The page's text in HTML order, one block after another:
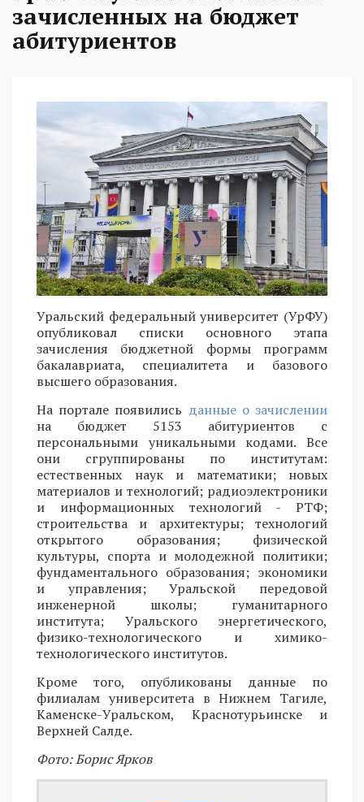
зачисленных на бюджет
абитуриентов
Уральский федеральный университет (УрФУ)
опубликовал списки основного этапа
зачисления бюджетной формы программ
бакалавриата, специалитета и базового
высшего образования.
На портале появились данные о зачислении
на бюджет 5153 абитуриентов с
персональными уникальными кодами. Все
они сгруппированы по институтам:
естественных наук и математики; новых
материалов и технологий; радиоэлектроники
и информационных технологий - РТФ;
строительства и архитектуры; технологий
открытого образования; физической
культуры, спорта и молодежной политики;
фундаментального образования; экономики
и управления; Уральской передовой
инженерной школы; гуманитарного
института; Уральского энергетического,
физико-технологического и химико-
технологического институтов.
Кроме того, опубликованы данные по
филиалам университета в Нижнем Тагиле,
Каменске-Уральском, Краснотурьинске и
Верхней Салде.
Фото: Борис Ярков